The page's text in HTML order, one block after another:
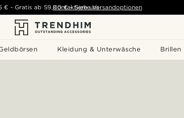
Kleidung & Unterwäsche Brillen
€ -Gratis ab 59,00 € - Siehe Versandoptionen
Kontaktiere uns